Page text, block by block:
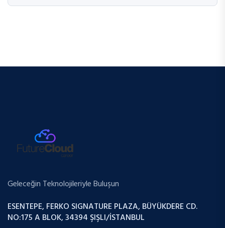
Geleceğin Teknolojileriyle Buluşun
ESENTEPE, FERKO SIGNATURE PLAZA, BÜYÜKDERE CD.
NO:175 A BLOK, 34394 ŞIŞLI/İSTANBUL